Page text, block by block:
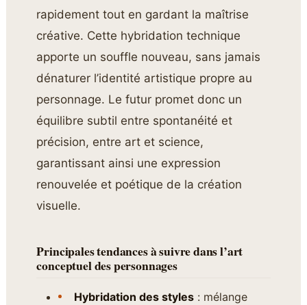
rapidement tout en gardant la maîtrise
créative. Cette hybridation technique
apporte un souffle nouveau, sans jamais
dénaturer l’identité artistique propre au
personnage. Le futur promet donc un
équilibre subtil entre spontanéité et
précision, entre art et science,
garantissant ainsi une expression
renouvelée et poétique de la création
visuelle.
Principales tendances à suivre dans l’art
conceptuel des personnages
Hybridation des styles: mélange